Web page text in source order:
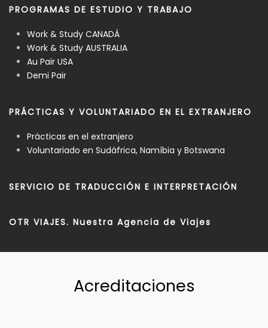
PROGRAMAS DE ESTUDIO Y TRABAJO
Work & Study CANADÁ
Work & Study AUSTRALIA
Au Pair USA
Demi Pair
PRÁCTICAS Y VOLUNTARIADO EN EL EXTRANJERO
Prácticas en el extranjero
Voluntariado en Sudáfrica, Namíbia y Botswana
SERVICIO DE TRADUCCIÓN E INTERPRETACIÓN
OTR VIAJES. Nuestra Agencia de Viajes
Acreditaciones